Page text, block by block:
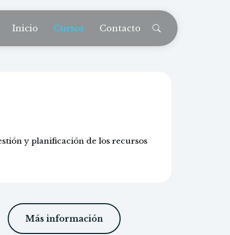
Inicio Cursos Contacto
y planificación de los recursos
Más información